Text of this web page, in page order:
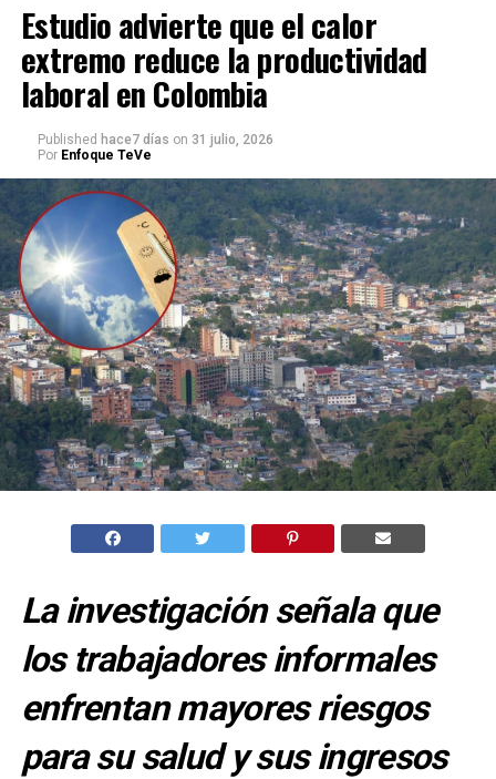
Estudio advierte que el calor
extremo reduce la productividad
laboral en Colombia
Published hace7 días on 31 julio, 2026
Por Enfoque TeVe
La investigación señala que
los trabajadores informales
enfrentan mayores riesgos
para su salud y sus ingresos